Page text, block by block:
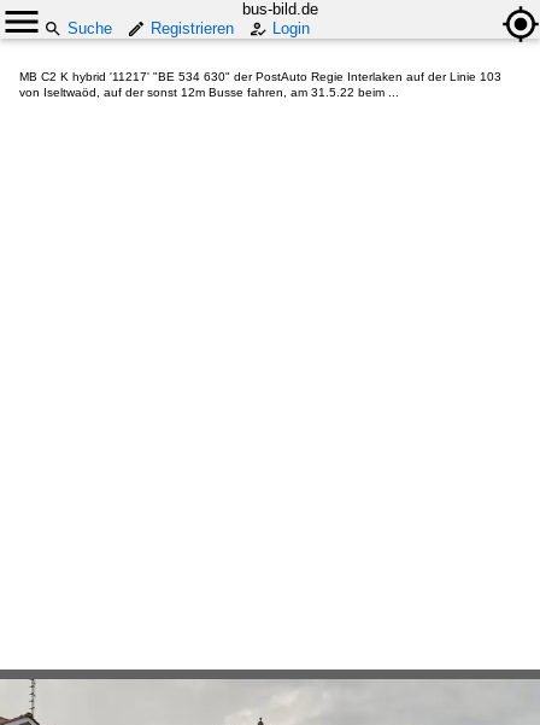
bus-bild.de
Suche
Registrieren Login
MB C2 K hybrid '11217' "BE 534 630" der PostAuto Regie Interlaken auf der Linie 103
von Iseltwaöd, auf der sonst 12m Busse fahren, am 31.5.22 beim ...